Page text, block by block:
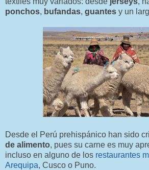
ponchos, bufandas, guantes y un
Desde el Perú prehispánico han sido
de alimento, pues su carne es muy
incluso en alguno de los restaurantes
Arequipa, Cusco o Puno.